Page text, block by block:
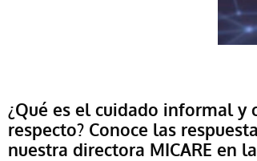
¿Qué es el cuidado informal y
respecto? Conoce las
nuestra directora MICARE en